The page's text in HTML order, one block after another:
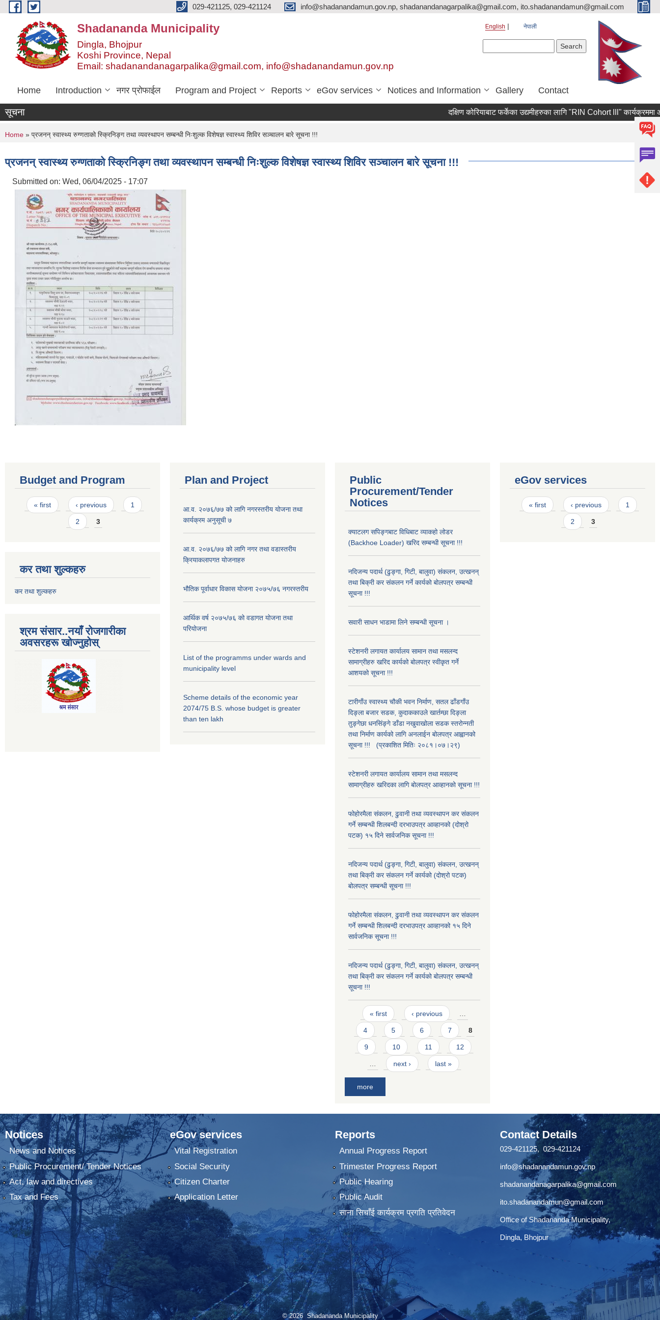
Skip to main content 029-421125, 029-421124 info@shadanandamun.gov.np, shadanandanagarpalika@gmail.com, ito.shadanandamun@gmail.com
Shadananda Municipality
Dingla, Bhojpur
Koshi Province, Nepal
Email: shadanandanagarpalika@gmail.com, info@shadanandamun.gov.np
English नेपाली
Home Introduction नगर प्रोफाईल Program and Project Reports eGov services Notices and Information Gallery Contact
सूचना दक्षिण कोरियाबाट फर्केका उद्यमीहरुका लागि "RIN Cohort lll" कार्यक्रममा
You are here
Home » प्रजनन् स्वास्थ्य रुग्णताको स्क्रिनिङ्ग तथा व्यवस्थापन सम्बन्धी निःशुल्क विशेषज्ञ स्वास्थ्य शिविर सञ्चालन बारे सूचना !!!
प्रजनन् स्वास्थ्य रुग्णताको स्क्रिनिङ्ग तथा व्यवस्थापन सम्बन्धी निःशुल्क विशेषज्ञ स्वास्थ्य शिविर सञ्चालन बारे सूचना !!!
Submitted on: Wed, 06/04/2025 - 17:07
Budget and Program
Pages
« first ‹ previous 1
2 3
कर तथा शुल्कहरु
कर तथा शुल्कहरु
श्रम संसार..नयाँ रोजगारीका
अवसरहरू खोज्नुहोस्
Plan and Project
आ.व. २०७६/७७ को लागि नगरस्तरीय योजना तथा
कार्यक्रम अनुसूची ७
आ.व. २०७६/७७ को लागि नगर तथा वडास्तरीय
क्रियाकलापगत योजनाहरु
भौतिक पूर्वाधार विकास योजना २०७५/७६ नगरस्तरीय
आर्थिक वर्ष २०७५/७६ को वडागत योजना तथा
परियोजना
List of the programms under wards and
municipality level
Scheme details of the economic year
2074/75 B.S. whose budget is greater
than ten lakh
Public
Procurement/Tender
Notices
क्याटलग सपिङ्गबाट विधिबाट व्याकहो लोडर
(Backhoe Loader) खरिद सम्बन्धी सूचना !!!
नदिजन्य पदार्थ (ढुङ्गा, गिटी, बालुवा) संकलन, उत्खनन्
तथा बिक्री कर संकलन गर्ने कार्यको बोलपत्र सम्बन्धी
सूचना !!!
सवारी साधन भाडामा लिने सम्बन्धी सूचना ।
स्टेशनरी लगायत कार्यालय सामान तथा मसलन्द
सामाग्रीहरु खरिद कार्यको बोलपत्र स्वीकृत गर्ने
आशयको सूचना !!!
टारीगाँउ स्वास्थ्य चौकी भवन निर्माण, सतल ढाँडगाँउ
दिङ्ला बजार सडक, कुदाककाउले खार्तम्छा दिङ्ला
तुङ्गेछा धनसिंङ्गे डाँडा नखुवाखोला सडक स्तरोन्नती
तथा निर्माण कार्यको लागि अनलाईन बोलपत्र आह्वानको
सूचना !!! (प्रकाशित मितिः २०८१।०७।२९)
स्टेशनरी लगायत कार्यालय सामान तथा मसलन्द
सामाग्रीहरु खरिदका लागि बोलपत्र आव्हानको सूचना !!!
फोहोरमैला संकलन, ढुवानी तथा व्यवस्थापन कर संकलन
गर्ने सम्बन्धी शिलबन्दी दरभाउपत्र आव्हानको (दोश्रो
पटक) १५ दिने सार्वजनिक सूचना !!!
नदिजन्य पदार्थ (ढुङ्गा, गिटी, बालुवा) संकलन, उत्खनन्
तथा बिक्री कर संकलन गर्ने कार्यको (दोश्रो पटक)
बोलपत्र सम्बन्धी सूचना !!!
फोहोरमैला संकलन, ढुवानी तथा व्यवस्थापन कर संकलन
गर्ने सम्बन्धी शिलबन्दी दरभाउपत्र आव्हानको १५ दिने
सार्वजनिक सूचना !!!
नदिजन्य पदार्थ (ढुङ्गा, गिटी, बालुवा) संकलन, उत्खनन्
तथा बिक्री कर संकलन गर्ने कार्यको बोलपत्र सम्बन्धी
सूचना !!!
Pages
« first ‹ previous …
4 5 6 7 8
9 10 11 12
… next › last »
more
eGov services
Pages
« first ‹ previous 1
2 3
Notices
News and Notices
Public Procurement/ Tender Notices
Act, law and directives
Tax and Fees
eGov services
Vital Registration
Social Security
Citizen Charter
Application Letter
Reports
Annual Progress Report
Trimester Progress Report
Public Hearing
Public Audit
साना सिचाँई कार्यक्रम प्रगति प्रतिवेदन
Contact Details
029-421125, 029-421124
info@shadanandamun.gov.np
shadanandanagarpalika@gmail.com
ito.shadanandamun@gmail.com
Office of Shadananda Municipality,
Dingla, Bhojpur
© 2026 Shadananda Municipality